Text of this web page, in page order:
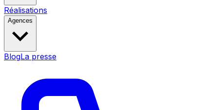
Réalisations
Agences
BlogLa presse